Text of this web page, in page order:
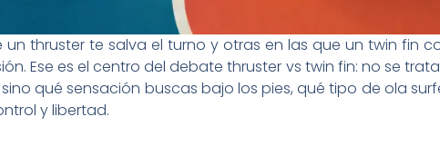
un thruster te salva el turno y otras en las que un twin fin
Ese es el centro del debate thruster vs twin fin: no se
sino qué sensación buscas bajo los pies, qué tipo de ola
y libertad.